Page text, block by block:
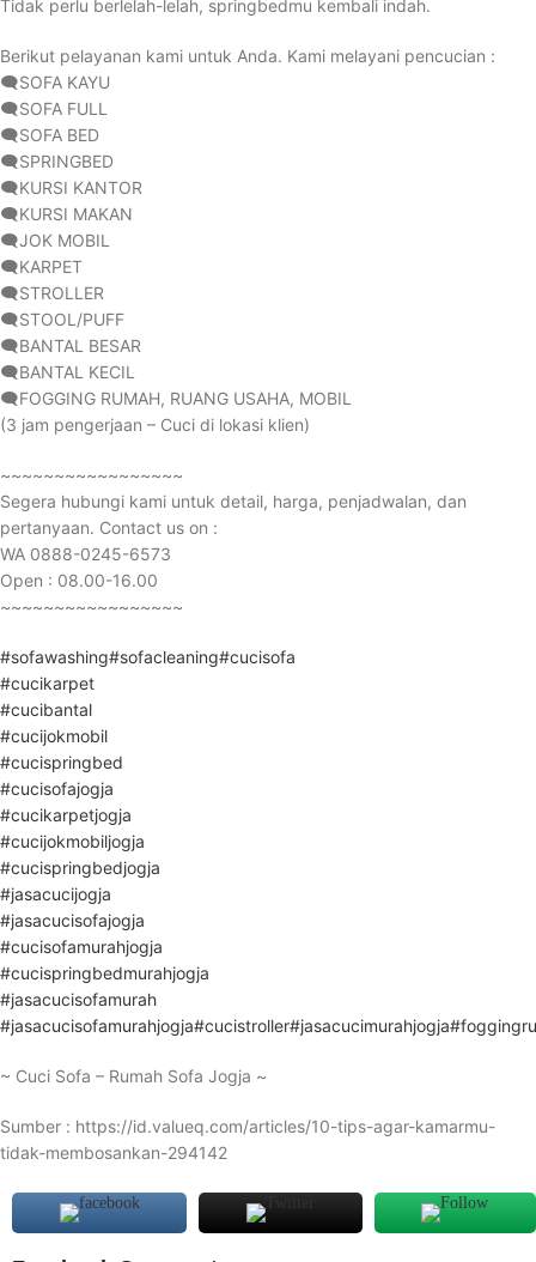
Tidak perlu berlelah-lelah, springbedmu kembali indah.
Berikut pelayanan kami untuk Anda. Kami melayani pencucian :
🗨️SOFA KAYU
🗨️SOFA FULL
🗨️SOFA BED
🗨️SPRINGBED
🗨️KURSI KANTOR
🗨️KURSI MAKAN
🗨️JOK MOBIL
🗨️KARPET
🗨️STROLLER
🗨️STOOL/PUFF
🗨️BANTAL BESAR
🗨️BANTAL KECIL
🗨️FOGGING RUMAH, RUANG USAHA, MOBIL
(3 jam pengerjaan – Cuci di lokasi klien)
~~~~~~~~~~~~~~~~~
Segera hubungi kami untuk detail, harga, penjadwalan, dan
pertanyaan. Contact us on :
WA 0888-0245-6573
Open : 08.00-16.00
~~~~~~~~~~~~~~~~~
#sofawashing#sofacleaning#cucisofa
#cucikarpet
#cucibantal
#cucijokmobil
#cucispringbed
#cucisofajogja
#cucikarpetjogja
#cucijokmobiljogja
#cucispringbedjogja
#jasacucijogja
#jasacucisofajogja
#cucisofamurahjogja
#cucispringbedmurahjogja
#jasacucisofamurah
#jasacucisofamurahjogja#cucistroller#jasacucimurahjogja
~ Cuci Sofa – Rumah Sofa Jogja ~
Sumber : https://id.valueq.com/articles/10-tips-agar-kamarmu-
tidak-membosankan-294142